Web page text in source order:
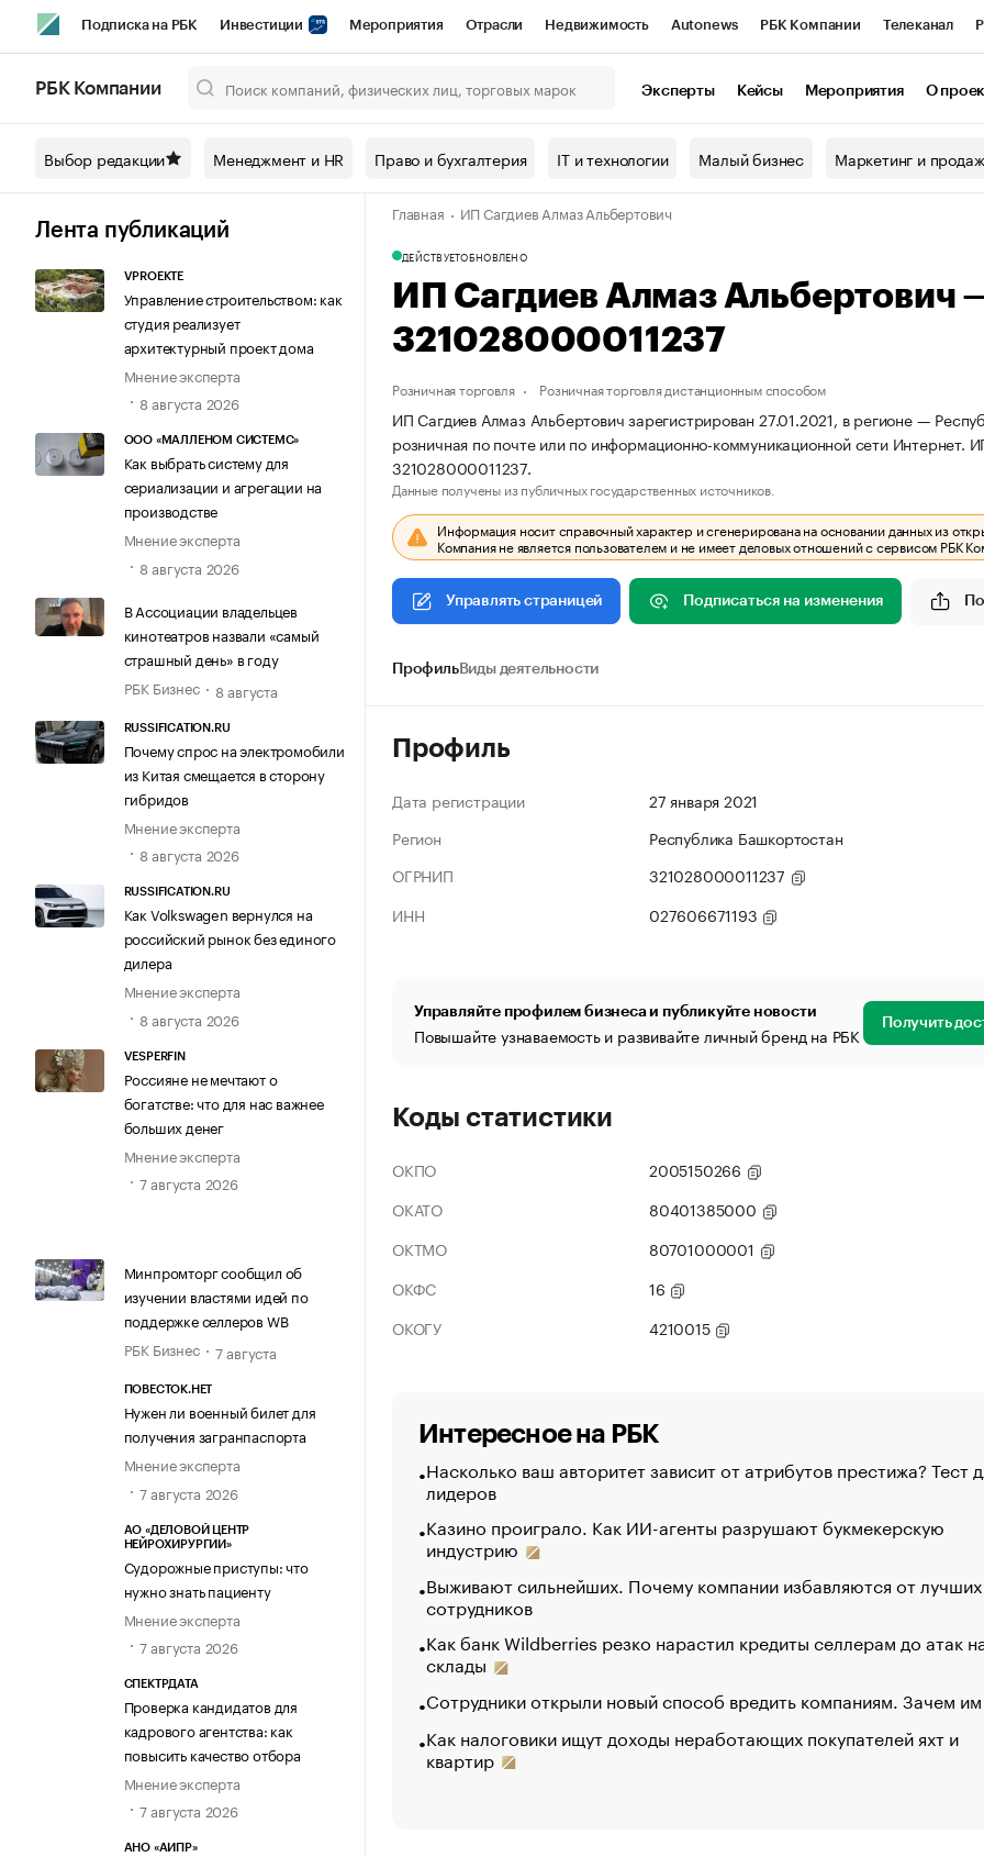
Подписка на РБК Инвестиции Мероприятия Отрасли Недвижимость Autonews РБК Компании Телеканал
Спецпроекты СПб Конференции СПб Спецпроекты Проверка контрагентов
Технологии и медиа Рынок наличной валюты
РБК Компании Эксперты Кейсы Мероприятия О
Выбор редакции Менеджмент и HR Право и бухгалтерия IT и технологии Малый бизнес Маркетинг и
Лента публикаций
VPROEKTE
Управление строительством: как
студия реализует
архитектурный проект дома
Мнение эксперта
8 августа 2026
ООО «МАЛЛЕНОМ СИСТЕМС»
Как выбрать систему для
сериализации и агрегации на
производстве
Мнение эксперта
8 августа 2026
В Ассоциации владельцев
кинотеатров назвали «самый
страшный день» в году
РБК Бизнес
8 августа
RUSSIFICATION.RU
Почему спрос на электромобили
из Китая смещается в сторону
гибридов
Мнение эксперта
8 августа 2026
RUSSIFICATION.RU
Как Volkswagen вернулся на
российский рынок без единого
дилера
Мнение эксперта
8 августа 2026
VESPERFIN
Россияне не мечтают о
богатстве: что для нас важнее
больших денег
Мнение эксперта
7 августа 2026
Минпромторг сообщил об
изучении властями идей по
поддержке селлеров WB
РБК Бизнес
7 августа
ПОВЕСТОК.НЕТ
Нужен ли военный билет для
получения загранпаспорта
Мнение эксперта
7 августа 2026
АО «ДЕЛОВОЙ ЦЕНТР
НЕЙРОХИРУРГИИ»
Судорожные приступы: что
нужно знать пациенту
Мнение эксперта
7 августа 2026
СПЕКТРДАТА
Проверка кандидатов для
кадрового агентства: как
повысить качество отбора
Мнение эксперта
7 августа 2026
АНО «АИПР»
Главная ИП Сагдиев Алмаз Альбертович
ДЕЙСТВУЕТОБНОВЛЕНО
ИП Сагдиев Алмаз
321028000011237
Розничная торговля Розничная торговля дистанционным способом
ИП Сагдиев Алмаз Альбертович зарегистрирован 27.01.2021, в регионе —
розничная по почте или по информационно-коммуникационной сети
321028000011237.
Данные получены из публичных государственных источников.
Информация носит справочный характер и сгенерирована на основании данных из
Компания не является пользователем и не имеет деловых отношений с сервисом РБК
Управлять страницей Подписаться на изменения
ПрофильВиды деятельности
Профиль
Дата регистрации
27 января 2021
Регион
Республика Башкортостан
ОГРНИП
321028000011237
ИНН
027606671193
Управляйте профилем бизнеса и публикуйте новости
Повышайте узнаваемость и развивайте личный бренд на РБК Получить
Коды статистики
ОКПО
2005150266
ОКАТО
80401385000
ОКТМО
80701000001
ОКФС
16
ОКОГУ
4210015
Интересное на РБК
Насколько ваш авторитет зависит от атрибутов престижа? Тест
лидеров
Казино проиграло. Как ИИ-агенты разрушают букмекерскую
индустрию
Выживают сильнейших. Почему компании избавляются от лучших
сотрудников
Как банк Wildberries резко нарастил кредиты селлерам до атак
склады
Сотрудники открыли новый способ вредить компаниям. Зачем
Как налоговики ищут доходы неработающих покупателей яхт и
квартир